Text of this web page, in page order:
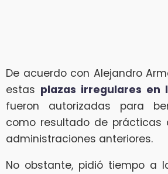
De acuerdo con Alejandro
estas plazas irregulares en
fueron autorizadas para
como resultado de prácticas
administraciones anteriores.
No obstante, pidió tiempo a